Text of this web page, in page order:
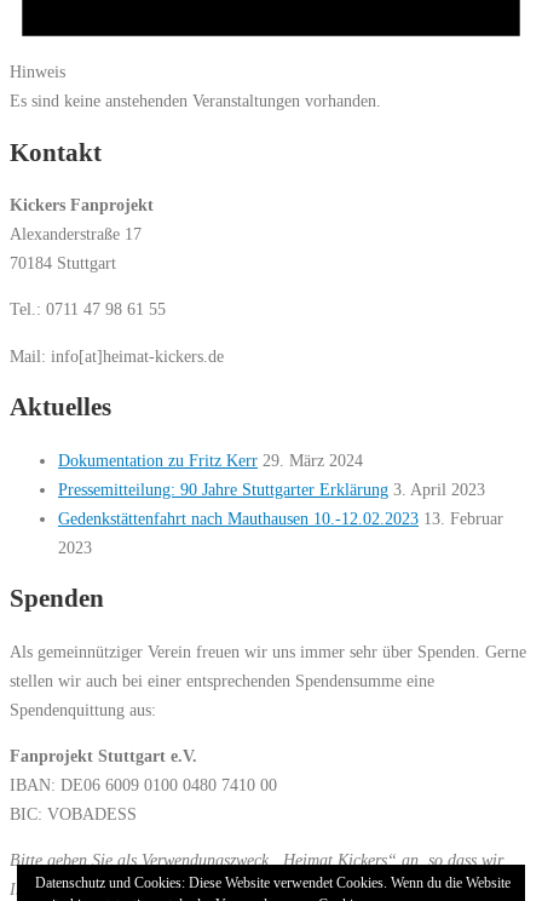
Hinweis
Es sind keine anstehenden Veranstaltungen vorhanden.
Kontakt
Kickers Fanprojekt
Alexanderstraße 17
70184 Stuttgart
Tel.: 0711 47 98 61 55
Mail: info[at]heimat-kickers.de
Aktuelles
Dokumentation zu Fritz Kerr 29. März 2024
Pressemitteilung: 90 Jahre Stuttgarter Erklärung 3. April 2023
Gedenkstättenfahrt nach Mauthausen 10.-12.02.2023 13. Februar
2023
Spenden
Als gemeinnütziger Verein freuen wir uns immer sehr über Spenden. Gerne
stellen wir auch bei einer entsprechenden Spendensumme eine
Spendenquittung aus:
Fanprojekt Stuttgart e.V.
IBAN: DE06 6009 0100 0480 7410 00
BIC: VOBADESS
Bitte geben Sie als Verwendungszweck „Heimat Kickers“ an, so dass wir
Ihre Spende zuordnen können.
Datenschutz und Cookies: Diese Website verwendet Cookies. Wenn du die Website